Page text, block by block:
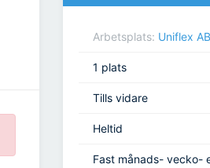
Arbetsplats: Uniflex AB
1 plats
Tills vidare
Heltid
Fast månads- vecko-